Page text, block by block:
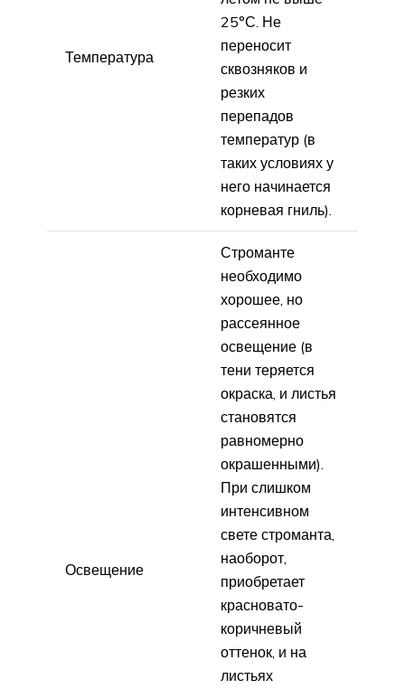
Температура
25°С. Не
переносит
сквозняков и
резких
перепадов
температур (в
таких условиях у
него начинается
корневая гниль).
Освещение
Строманте
необходимо
хорошее, но
рассеянное
освещение (в
тени теряется
окраска, и листья
становятся
равномерно
окрашенными).
При слишком
интенсивном
свете строманта,
наоборот,
приобретает
красновато-
коричневый
оттенок, и на
листьях